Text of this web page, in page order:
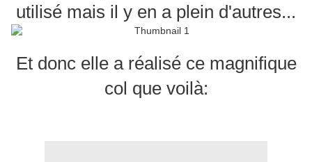
utilisé mais il y en a plein d'autres...
Et donc elle a réalisé ce magnifique
col que voilà: